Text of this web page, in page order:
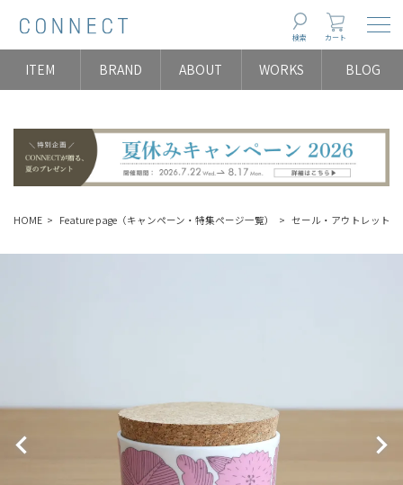
検索 カート
ITEM BRAND ABOUT WORKS BLOG
HOME Feature page（キャンペーン・特集ページ一覧） セール・アウトレット（